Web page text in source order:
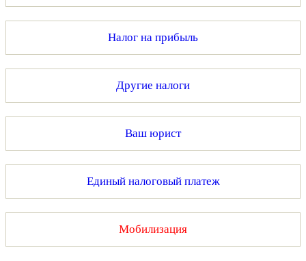
Налог на прибыль
Другие налоги
Ваш юрист
Единый налоговый платеж
Мобилизация